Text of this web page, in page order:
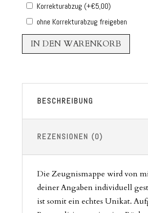
Korrekturabzug (+€5,00)
ohne Korrekturabzug freigeben
IN DEN WARENKORB
BESCHREIBUNG
REZENSIONEN (0)
Die Zeugnismappe wird von
deiner Angaben individuell
ist somit ein echtes Unikat.